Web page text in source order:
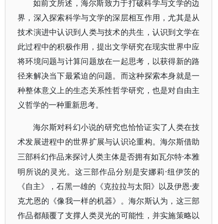
如前文所述，海尔斯致力于打破科学与文学的边
界，深入探索科学与文学的深层相互作用，尤其是从
技术演进中认识到人类与技术的共生，认识到文学在
此过程中的积极作用，提出文学研究在现实世界中应
将环境问题与计算问题放在一起思考，以获得新的路
径来解决当下最紧迫的问题。而这种探索本身就是一
种整体意义上的生态关系性哲学研究，也是对自由主
义哲学的一种重新思考。
海尔斯对科幻小说的研究也恰恰证实了人类在技
术发展进程中的世界扩展与认识论重构。海尔斯借助
三部科幻作品来探讨人类主体是否拥有如瓦尔特·本雅
明所说的灵光。这三部作品分别是安娜莉·纽伊茨的
《自主》，石黑一雄的《克拉拉与太阳》以及伊恩·麦
克尤恩的《像我一样的机器》。海尔斯认为，这三部
作品都颠覆了支撑人类灵光的可能性，并实施策略以